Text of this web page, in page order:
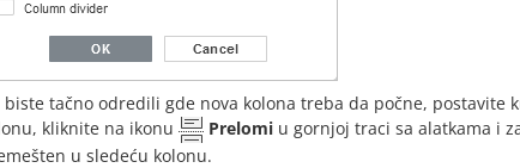
biste tačno odredili gde nova kolona treba da počne,
kliknite na ikonu
Prelomi u gornjoj traci sa alatkama i
u sledeću kolonu.